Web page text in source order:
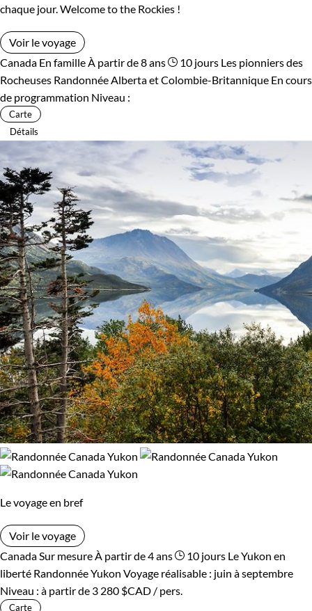
chaque jour. Welcome to the Rockies !
Voir le voyage
Canada En famille À partir de 8 ans 10 jours Les pionniers des
Rocheuses Randonnée Alberta et Colombie-Britannique En cours
de programmation Niveau :
Carte
Détails
Le voyage en bref
Voir le voyage
Canada Sur mesure À partir de 4 ans 10 jours Le Yukon en
liberté Randonnée Yukon Voyage réalisable : juin à septembre
Niveau : à partir de 3 280 $CAD / pers.
Carte